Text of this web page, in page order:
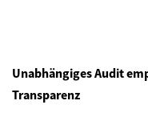
Unabhängiges Audit
Transparenz